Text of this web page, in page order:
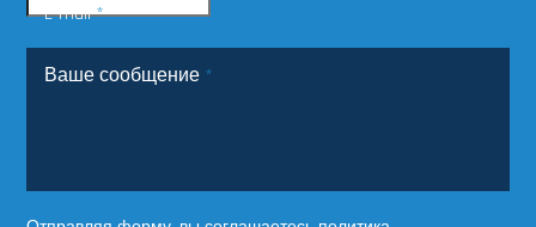
E-mail*
Ваше сообщение *